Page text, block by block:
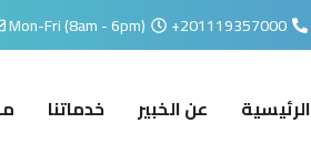
201119357000+
Mon-Fri (8am - 6pm)
الرئيسية عن الخبير خدماتنا